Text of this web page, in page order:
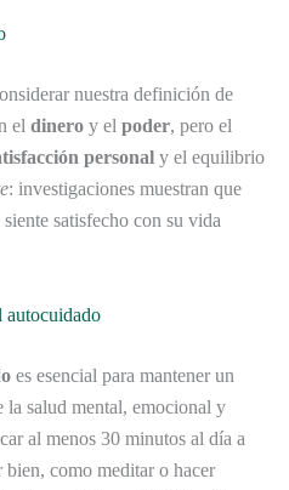
nuestra definición de
el dinero y el poder, pero el
personal y el equilibrio
: investigaciones muestran que
satisfecho con su vida
autocuidado
es esencial para mantener un
la salud mental, emocional y
al menos 30 minutos al día a
bien, como meditar o hacer